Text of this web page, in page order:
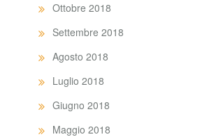
Ottobre 2018
Settembre 2018
Agosto 2018
Luglio 2018
Giugno 2018
Maggio 2018